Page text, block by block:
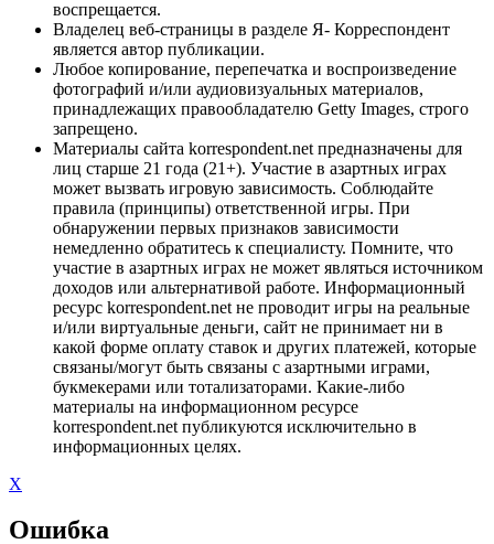
воспрещается.
Владелец веб-страницы в разделе Я- Корреспондент
является автор публикации.
Любое копирование, перепечатка и воспроизведение
фотографий и/или аудиовизуальных материалов,
принадлежащих правообладателю Getty Images, строго
запрещено.
Материалы сайта korrespondent.net предназначены для
лиц старше 21 года (21+). Участие в азартных играх
может вызвать игровую зависимость. Соблюдайте
правила (принципы) ответственной игры. При
обнаружении первых признаков зависимости
немедленно обратитесь к специалисту. Помните, что
участие в азартных играх не может являться источником
доходов или альтернативой работе. Информационный
ресурс korrespondent.net не проводит игры на реальные
и/или виртуальные деньги, сайт не принимает ни в
какой форме оплату ставок и других платежей, которые
связаны/могут быть связаны с азартными играми,
букмекерами или тотализаторами. Какие-либо
материалы на информационном ресурсе
korrespondent.net публикуются исключительно в
информационных целях.
X
Ошибка